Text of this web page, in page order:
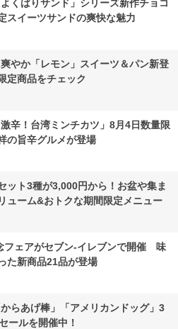
くばりサンド」シリーズ新作チョコ
スイーツサンドの爽快な魅力
やか「レモン」スイーツ＆パン新登
定商品をチェック
辛！台湾ミンチカツ」8月4日数量限
の旨辛グルメが登場
ット3種が3,000円から！お盆や集ま
ューム&おトクな期間限定メニュー
フェアがセブン-イレブンで開催 味
た新商品21品が登場
らあげ棒」「アメリカンドッグ」3
ールを開催中！